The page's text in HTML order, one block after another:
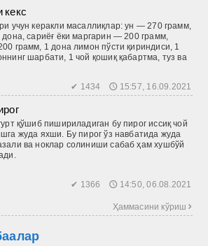
кекс
учун керакли масаллиқлар: ун — 270 грамм,
сариёғ ёки маргарин — 200 грамм,
грамм, 1 дона лимон пўсти қириндиси, 1
шарбати, 1 чой қошиқ қабартма, туз ва
✔ 1434 🕔 15:57, 16.09.2021
қўшиб пишириладиган бу пирог иссиқ чой
жуда яхши. Бу пирог ўз навбатида жуда
ва ноклар солиниши сабаб ҳам хушбўй
✔ 1366 🕔 14:50, 06.08.2021
Ҳаммасини кўриш 